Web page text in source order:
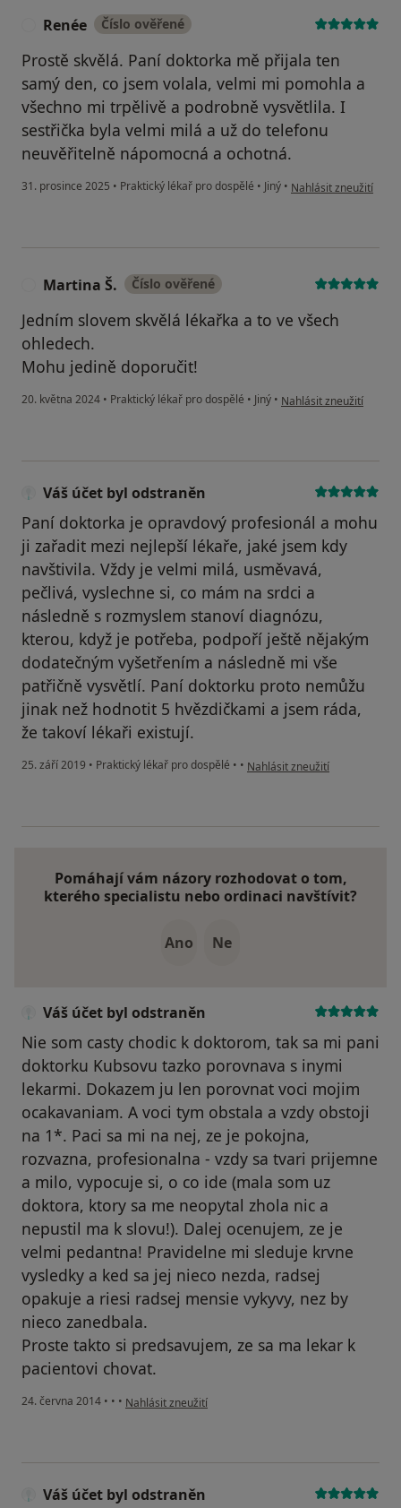
Renée Číslo ověřené
Prostě skvělá. Paní doktorka mě přijala ten
samý den, co jsem volala, velmi mi pomohla a
všechno mi trpělivě a podrobně vysvětlila. I
sestřička byla velmi milá a už do telefonu
neuvěřitelně nápomocná a ochotná.
31. prosince 2025 • Praktický lékař pro dospělé • Jiný • podle názoru
Nahlásit zneužití
Martina Š. Číslo ověřené
Jedním slovem skvělá lékařka a to ve všech
ohledech.
Mohu jedině doporučit!
20. května 2024 • Praktický lékař pro dospělé • Jiný • podle názoru uživatele
Nahlásit zneužití
Váš účet byl odstraněn
Paní doktorka je opravdový profesionál a mohu
ji zařadit mezi nejlepší lékaře, jaké jsem kdy
navštivila. Vždy je velmi milá, usměvavá,
pečlivá, vyslechne si, co mám na srdci a
následně s rozmyslem stanoví diagnózu,
kterou, když je potřeba, podpoří ještě nějakým
dodatečným vyšetřením a následně mi vše
patřičně vysvětlí. Paní doktorku proto nemůžu
jinak než hodnotit 5 hvězdičkami a jsem ráda,
že takoví lékaři existují.
25. září 2019 • Praktický lékař pro dospělé • • podle názoru uživatele Váš
Nahlásit zneužití
Pomáhají vám názory rozhodovat o tom,
kterého specialistu nebo ordinaci navštívit?
Ano Ne
Váš účet byl odstraněn
Nie som casty chodic k doktorom, tak sa mi pani
doktorku Kubsovu tazko porovnava s inymi
lekarmi. Dokazem ju len porovnat voci mojim
ocakavaniam. A voci tym obstala a vzdy obstoji
na 1*. Paci sa mi na nej, ze je pokojna,
rozvazna, profesionalna - vzdy sa tvari prijemne
a milo, vypocuje si, o co ide (mala som uz
doktora, ktory sa me neopytal zhola nic a
nepustil ma k slovu!). Dalej ocenujem, ze je
velmi pedantna! Pravidelne mi sleduje krvne
vysledky a ked sa jej nieco nezda, radsej
opakuje a riesi radsej mensie vykyvy, nez by
nieco zanedbala.
Proste takto si predsavujem, ze sa ma lekar k
pacientovi chovat.
24. června 2014 • • • podle názoru uživatele Váš účet byl odstraněn
Nahlásit zneužití
Váš účet byl odstraněn